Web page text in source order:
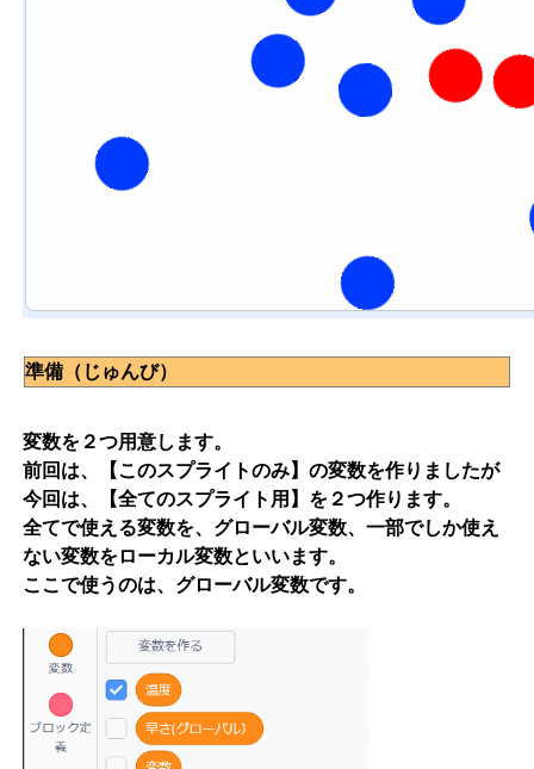
準備（じゅんび）
変数を２つ用意します。
前回は、【このスプライトのみ】の変数を作りましたが
今回は、【全てのスプライト用】を２つ作ります。
全てで使える変数を、グローバル変数、一部でしか使え
ない変数をローカル変数といいます。
ここで使うのは、グローバル変数です。